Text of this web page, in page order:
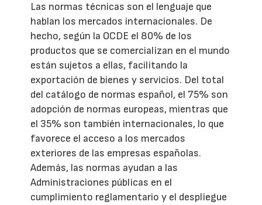
Las normas técnicas son el lenguaje que
hablan los mercados internacionales. De
hecho, según la OCDE el 80% de los
productos que se comercializan en el mundo
están sujetos a ellas, facilitando la
exportación de bienes y servicios. Del total
del catálogo de normas español, el 75% son
adopción de normas europeas, mientras que
el 35% son también internacionales, lo que
favorece el acceso a los mercados
exteriores de las empresas españolas.
Además, las normas ayudan a las
Administraciones públicas en el
cumplimiento reglamentario y el despliegue